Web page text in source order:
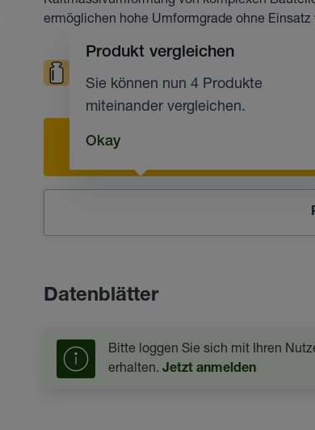
ermöglichen hohe Umformgrade ohne
Produkt vergleichen
Sie können nun 4 Produkte
miteinander vergleichen.
Okay
Datenblätter
Bitte loggen Sie sich mit Ihren
erhalten. Jetzt anmelden